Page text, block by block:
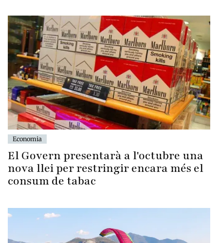
Economia
El Govern presentarà a l'octubre una
nova llei per restringir encara més el
consum de tabac